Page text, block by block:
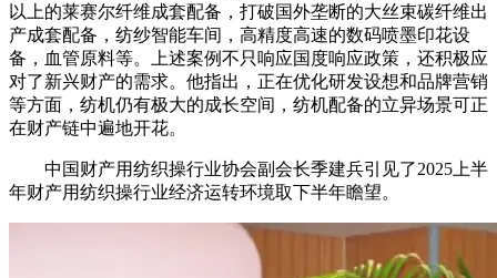
以上的莱赛尔纤维成套配备，打破国外垄断的大丝束碳纤维出
产成套配备，纺纱智能车间，高精度高速的数码喷墨印花设
备，血管原料等。上述案例不只响应国度响应政策，还积极应
对了新兴财产的需求。他指出，正在优化研发设想和品牌营销
等方面，纺机仍有极大的成长空间，纺机配备的立异场景可正
在财产链中遍地开花。
中国财产用纺织操行业协会副会长季建兵引见了2025上半
年财产用纺织操行业经济运转环境取下半年瞻望。